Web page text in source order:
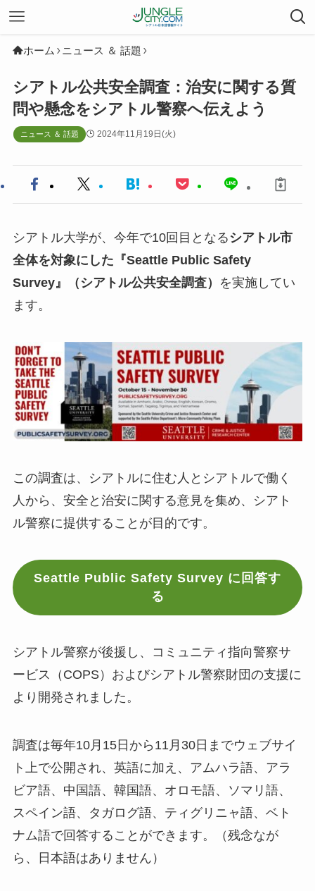
ホーム ニュース ＆ 話題
シアトル公共安全調査：治安に関する質
問や懸念をシアトル警察へ伝えよう
ニュース ＆ 話題 2024年11月19日(火)
シアトル大学が、今年で10回目となる シアトル市
全体を対象にした『Seattle Public Safety
Survey』（シアトル公共安全調査）
を実施してい
ます。
この調査は、シアトルに住む人とシアトルで働く
人から、安全と治安に関する意見を集め、シアト
ル警察に提供することが目的です。
Seattle Public Safety Survey に回答す
る
シアトル警察が後援し、コミュニティ指向警察サ
ービス（COPS）およびシアトル警察財団の支援に
より開発されました。
調査は毎年10月15日から11月30日までウェブサイ
ト上で公開され、英語に加え、アムハラ語、アラ
ビア語、中国語、韓国語、オロモ語、ソマリ語、
スペイン語、タガログ語、ティグリニャ語、ベト
ナム語で回答することができます。（残念なが
ら、日本語はありません）